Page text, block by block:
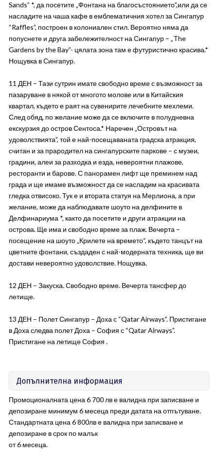
Sands” *, да посетите „Фонтана на благосъстоянието”,или да се
насладите на чаша кафе в емблематичния хотел за Сингапур
“Raffles”, построен в колониален стил. Вероятно няма да
попуснете и друга забележителност на Сингапур – „The
Gardens by the Bay”- цялата зона там е футуристично красива.*
Нощувка в Сингапур.
11 ДЕН – Тази сутрин имате свободно време с възможност за
пазаруване в някой от многото молове или в Китайския
квартал, където е раят на сувенирите лечебните мехлеми.
След обяд, по желание може да се включите в полудневна
екскурзия до остров Сентоса.* Наречен „Островът на
удоволствията”, той е най-посещаваната градска атракция,
считан и за прародител на сингапурските паркове – с музеи,
градини, алеи за разходка и езда, невероятни плажове,
ресторанти и барове. С панорамен лифт ще преминем над
града и ще имаме възможност да се насладим на красивата
гледка отвисоко. Тук е и втората статуя на Мерлиона, а при
желание, може да наблюдавате шоуто на делфините в
Делфинариума *, както да посетите и други атракции на
острова. Ще има и свободно време за плаж. Вечерта –
посещение на шоуто „Крилете на времето“, където танцът на
цветните фонтани, създаден с най-модерната техника, ще ви
достави невероятно удоволствие. Нощувка.
12 ДЕН – Закуска. Свободно време. Вечерта тансфер до
летище.
13 ДЕН – Полет Сингапур – Доха с “Qatar Airways”. Пристигане
в Доха следва полет Доха – София с “Qatar Airways”.
Пристигане на летище София .
Допълнителна информация
Промоционалната цена 6 700 лв е валидна при записване и
депозиране минимум 6 месеца преди датата на отпътуване.
Стандартната цена 6 800лв е валидна при записване и
депозиране в срок по малък
от 6 месеца.